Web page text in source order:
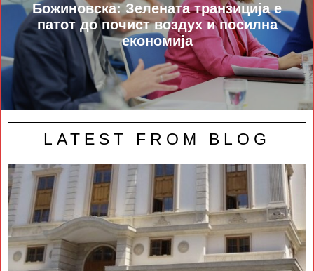
Божиновска: Зелената транзиција е
патот до почист воздух и посилна
економија
LATEST FROM BLOG